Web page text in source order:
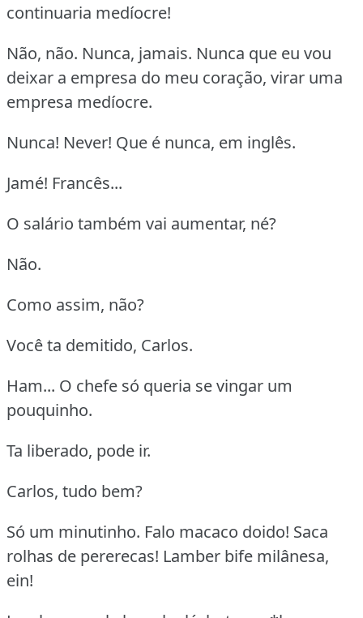
continuaria medíocre!
Não, não. Nunca, jamais. Nunca que eu vou
deixar a empresa do meu coração, virar uma
empresa medíocre.
Nunca! Never! Que é nunca, em inglês.
Jamé! Francês...
O salário também vai aumentar, né?
Não.
Como assim, não?
Você ta demitido, Carlos.
Ham... O chefe só queria se vingar um
pouquinho.
Ta liberado, pode ir.
Carlos, tudo bem?
Só um minutinho. Falo macaco doido! Saca
rolhas de pererecas! Lamber bife milânesa,
ein!